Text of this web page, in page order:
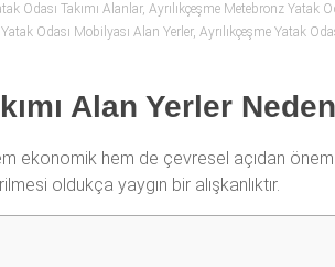
Odası Takımı Alanlar, Ayrılıkçeşme Metebronz Yatak
Yatak Odası Mobilyası Alan Yerler, Ayrılıkçeşme Yatak
Alan Yerler
ekonomik hem de çevresel açıdan
oldukça yaygın bir alışkanlıktır.